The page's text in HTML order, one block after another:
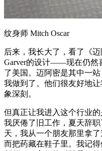
纹身师 Mitch Oscar
后来，我长大了，看了《
Garver的设计——现在仍然
了美国。迈阿密是其中一
我做到了。他们很友好地
象深刻。
但真正让我进入这个行业的
我厌倦了旧工作，夏天辞
天，我从一个朋友那里拿
而把药藏在鞋子里。我记